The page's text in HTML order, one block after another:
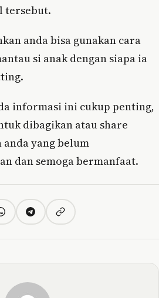
tersebut.
anda bisa gunakan cara
si anak dengan siapa ia
informasi ini cukup penting,
dibagikan atau share
yang belum
dan semoga bermanfaat.
WhatsAppTelegramCopy link